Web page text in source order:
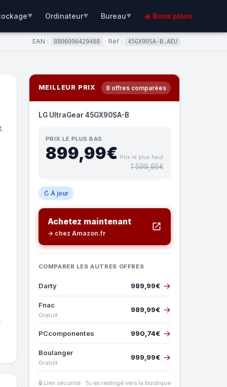
▼ Ordinateur▼ Bureau▼ 🔥 Bons plans
EAN : 8806096429488 · Réf : 45GX90SA-B.AEU
MEILLEUR PRIX 8 offres comparées
LG UltraGear 45GX90SA-B
PRIX LE PLUS BAS
899,99€ Prix le plus haut
1 599,95€
↻ À jour
Achetez maintenant
→ chez Amazon.fr
COMPARER LES AUTRES OFFRES
Darty 989,99€ →
Fnac
Gratuit
989,99€ →
PCcomponentes 990,74€ →
Boulanger
Gratuit
999,99€ →
🔒 Lien sécurisé · Tu es redirigé vers la boutique